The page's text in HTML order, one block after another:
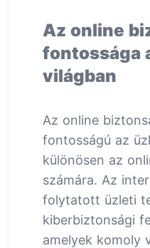
Az online
fontossága
világban
Az online
fontosságú az
különösen az
számára. Az
folytatott üzleti
kiberbiztonsági
amelyek komoly